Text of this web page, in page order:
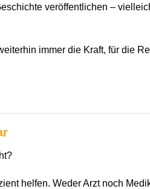
veröffentlichen –
immer die Kraft, für die
helfen. Weder Arzt noch